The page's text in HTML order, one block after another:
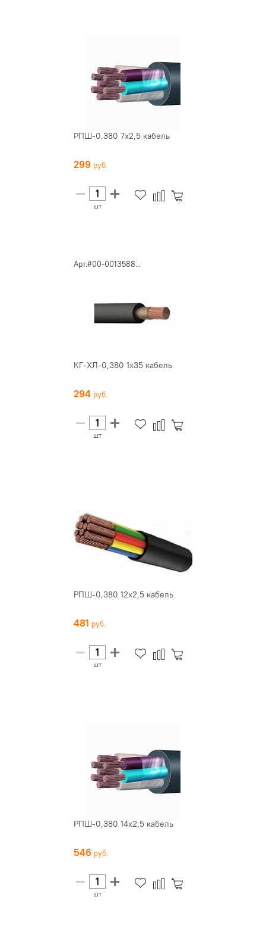
РПШ-0,380 7х2,5 кабель
299
шт
Арт.#00-0013588...
КГ-ХЛ-0,380 1х35 кабель
294
шт
РПШ-0,380 12х2,5 кабель
481
шт
РПШ-0,380 14х2,5 кабель
546
шт